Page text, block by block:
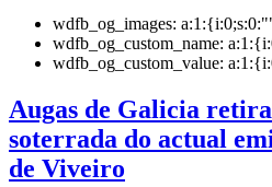
wdfb_og_images:
wdfb_og_custom_name:
wdfb_og_custom_value:
Augas de Galicia
soterrada do actual
de Viveiro